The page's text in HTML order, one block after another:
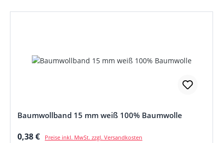
Baumwollband 15 mm weiß 100% Baumwolle
Regulärer Preis:
0,38 € Preise inkl. MwSt. zzgl. Versandkosten